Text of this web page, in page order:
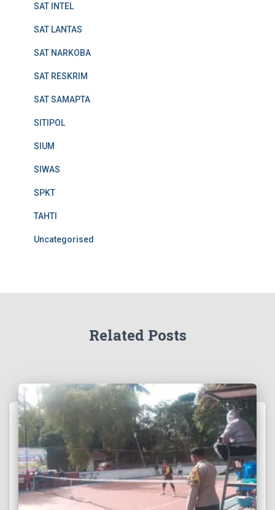
SAT INTEL
SAT LANTAS
SAT NARKOBA
SAT RESKRIM
SAT SAMAPTA
SITIPOL
SIUM
SIWAS
SPKT
TAHTI
Uncategorised
Related Posts